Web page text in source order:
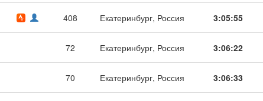
408 Екатеринбург, Россия 3:05:55
72 Екатеринбург, Россия 3:06:22
70 Екатеринбург, Россия 3:06:33